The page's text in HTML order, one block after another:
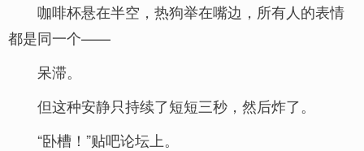
咖啡杯悬在半空，热狗举在嘴边，所有人的表情
都是同一个——
呆滞。
但这种安静只持续了短短三秒，然后炸了。
“卧槽！”贴吧论坛上。